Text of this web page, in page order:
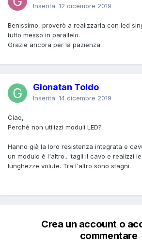
Inserita: 12 dicembre 2019
Benissimo, proverò a realizzarla con led
tutto messo in parallelo.
Grazie ancora per la pazienza.
Gionatan Toldo
Inserita: 14 dicembre 2019
Ciao,
Perché non utilizzi moduli LED?
Hanno già la loro resistenza integrata e
un modulo è l'altro... tagli il cavo e realizzi
lunghezze volute. Tra l'altro sono stagni.
Crea un account o
commentare